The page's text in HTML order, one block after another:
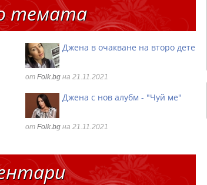
темата
Джена в очакване на второ дете
от Folk.bg на 21.11.2021
Джена с нов алубм - "Чуй ме"
от Folk.bg на 21.11.2021